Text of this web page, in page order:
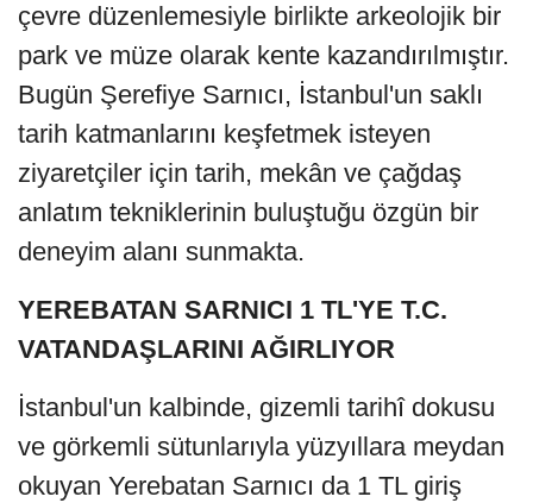
çevre düzenlemesiyle birlikte arkeolojik bir
park ve müze olarak kente kazandırılmıştır.
Bugün Şerefiye Sarnıcı, İstanbul'un saklı
tarih katmanlarını keşfetmek isteyen
ziyaretçiler için tarih, mekân ve çağdaş
anlatım tekniklerinin buluştuğu özgün bir
deneyim alanı sunmakta.
YEREBATAN SARNICI 1 TL'YE T.C.
VATANDAŞLARINI AĞIRLIYOR
İstanbul'un kalbinde, gizemli tarihî dokusu
ve görkemli sütunlarıyla yüzyıllara meydan
okuyan Yerebatan Sarnıcı da 1 TL giriş